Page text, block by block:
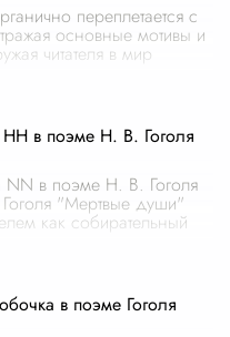
переплетается с
основные мотивы и
читателя в мир
в поэме Н. В. Гоголя
в поэме Н. В. Гоголя
"Мертвые души"
как собирательный
в поэме Гоголя